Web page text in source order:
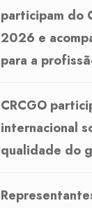
participam do
2026 e
para a
CRCGO
internacional
qualidade do